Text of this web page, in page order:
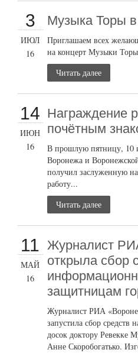
3
ИЮЛ
16
Музыка Торы в
Приглашаем всех
на концерт Музыки
Читать далее
14
ИЮН
16
Награждение
почётным
В прошлую пятницу, 10
Воронежа и
получил заслуженную
работу...
Читать далее
11
МАЙ
16
Журналист
открыла сбор
защитницам
Журналист РИА
запустила сбор
досок доктору Ревекке
Анне Скоробогатько.